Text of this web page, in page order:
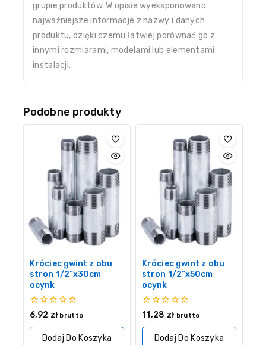
grupie produktów. W opisie wyeksponowano
najważniejsze informacje z nazwy i danych
produktu, dzięki czemu łatwiej porównać go z
innymi rozmiarami, modelami lub elementami
instalacji.
Podobne produkty
Króciec gwint z obu
stron 1/2”x30cm
ocynk
0
5
6,92 zł brutto
Dodaj Do Koszyka
Króciec gwint z obu
stron 1/2”x50cm
ocynk
0
5
11,28 zł brutto
Dodaj Do Koszyka